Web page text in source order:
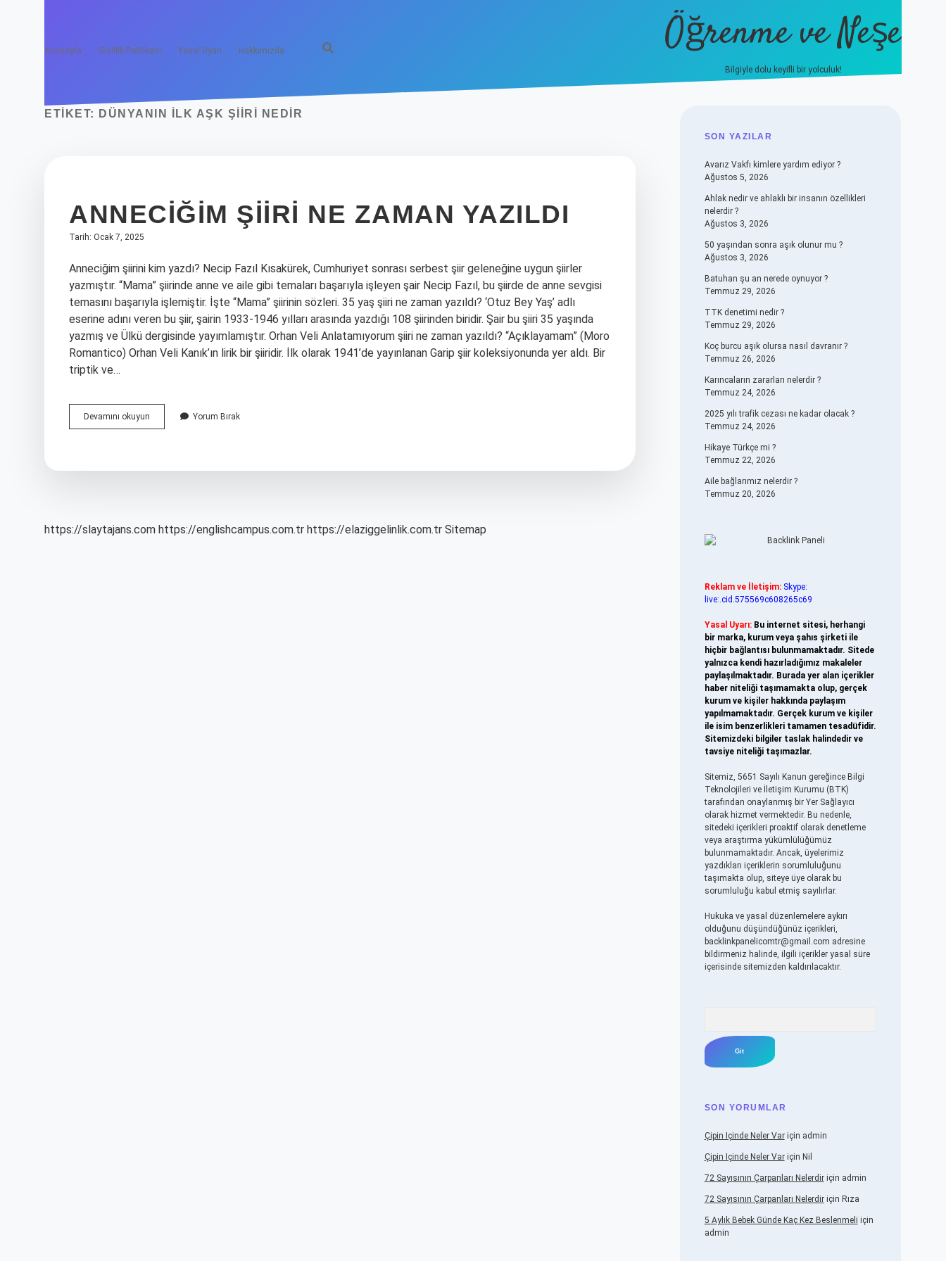
Anasayfa Gizlilik Politikası Yasal Uyarı Hakkımızda Öğrenme ve Neşe
Bilgiyle dolu keyifli bir yolculuk!
ETIKET: DÜNYANIN ILK AŞK ŞIIRI NEDIR
ANNECIĞIM ŞIIRI NE ZAMAN YAZILDI
Tarih: Ocak 7, 2025
Anneciğim şiirini kim yazdı? Necip Fazıl Kısakürek, Cumhuriyet sonrası serbest şiir geleneğine uygun şiirler
yazmıştır. “Mama” şiirinde anne ve aile gibi temaları başarıyla işleyen şair Necip Fazıl, bu şiirde de anne sevgisi
temasını başarıyla işlemiştir. İşte “Mama” şiirinin sözleri. 35 yaş şiiri ne zaman yazıldı? ‘Otuz Bey Yaş’ adlı
eserine adını veren bu şiir, şairin 1933-1946 yılları arasında yazdığı 108 şiirinden biridir. Şair bu şiiri 35 yaşında
yazmış ve Ülkü dergisinde yayımlamıştır. Orhan Veli Anlatamıyorum şiiri ne zaman yazıldı? “Açıklayamam” (Moro
Romantico) Orhan Veli Kanık’ın lirik bir şiiridir. İlk olarak 1941’de yayınlanan Garip şiir koleksiyonunda yer aldı. Bir
triptik ve…
Devamını okuyun Anneciğim
Şiiri
Yorum Bırak
https://slaytajans.com https://englishcampus.com.tr https://elaziggelinlik.com.tr Sitemap
SIDEBAR
SON YAZILAR
Avarız Vakfı kimlere yardım ediyor ?
Ağustos 5, 2026
Ahlak nedir ve ahlaklı bir insanın özellikleri
nelerdir ?
Ağustos 3, 2026
50 yaşından sonra aşık olunur mu ?
Ağustos 3, 2026
Batuhan şu an nerede oynuyor ?
Temmuz 29, 2026
TTK denetimi nedir ?
Temmuz 29, 2026
Koç burcu aşık olursa nasıl davranır ?
Temmuz 26, 2026
Karıncaların zararları nelerdir ?
Temmuz 24, 2026
2025 yılı trafik cezası ne kadar olacak ?
Temmuz 24, 2026
Hikaye Türkçe mi ?
Temmuz 22, 2026
Aile bağlarımız nelerdir ?
Temmuz 20, 2026
Reklam ve İletişim: Skype:
live:.cid.575569c608265c69
Yasal Uyarı: Bu internet sitesi, herhangi
bir marka, kurum veya şahıs şirketi ile
hiçbir bağlantısı bulunmamaktadır. Sitede
yalnızca kendi hazırladığımız makaleler
paylaşılmaktadır. Burada yer alan içerikler
haber niteliği taşımamakta olup, gerçek
kurum ve kişiler hakkında paylaşım
yapılmamaktadır. Gerçek kurum ve kişiler
ile isim benzerlikleri tamamen tesadüfidir.
Sitemizdeki bilgiler taslak halindedir ve
tavsiye niteliği taşımazlar.
Sitemiz, 5651 Sayılı Kanun gereğince Bilgi
Teknolojileri ve İletişim Kurumu (BTK)
tarafından onaylanmış bir Yer Sağlayıcı
olarak hizmet vermektedir. Bu nedenle,
sitedeki içerikleri proaktif olarak denetleme
veya araştırma yükümlülüğümüz
bulunmamaktadır. Ancak, üyelerimiz
yazdıkları içeriklerin sorumluluğunu
taşımakta olup, siteye üye olarak bu
sorumluluğu kabul etmiş sayılırlar.
Hukuka ve yasal düzenlemelere aykırı
olduğunu düşündüğünüz içerikleri,
backlinkpanelicomtr@gmail.com adresine
bildirmeniz halinde, ilgili içerikler yasal süre
içerisinde sitemizden kaldırılacaktır.
SON YORUMLAR
Çipin Içinde Neler Variçin admin
Çipin Içinde Neler Variçin Nil
72 Sayısının Çarpanları Nelerdiriçin admin
72 Sayısının Çarpanları Nelerdiriçin Rıza
5 Aylık Bebek Günde Kaç Kez Beslenmeli için
admin